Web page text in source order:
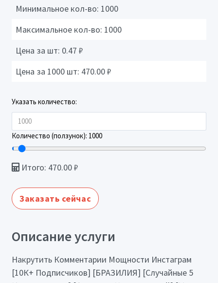
Минимальное кол-во: 1000
Максимальное кол-во: 1000
Цена за шт: 0.47 ₽
Цена за 1000 шт: 470.00₽
Указать количество:
Количество (ползунок): 1000
Итого: 470.00₽
Заказать сейчас
Описание услуги
Накрутить Комментарии Мощности Инстаграм
[10К+ Подписчиков] [БРАЗИЛИЯ] [Случайные 5